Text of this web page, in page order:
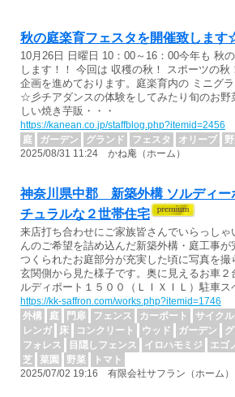
秋の庭楽育フェスタを開催致しま
10月26日 日曜日 10：00～16：00今年も 秋
します！！ 今回は 収穫の秋！ スポーツの秋
企画を進めております。庭楽育内の ミニグ
☆彡チアダンスの体験をしてみたり旬のお野
しい焼き芋販・・・
https://kanean.co.jp/staffblog.php?itemid=2456
庭
ガーデン グランド フェスタ オリーブ
2025/08/31 11:24 かね庵（ホーム）
神奈川県中郡 新築外構 ソルディー
チュラルな２世帯住宅
来店打ち合わせにご家族皆さんでいらっしゃ
んのご希望を詰め込んだ新築外構・庭工事
つくられたお庭部分が充実した頃に写真を撮
玄関側から見た様子です。奥に見えるお車２
ルディポート１５００（ＬＩＸＩＬ）駐車ス
https://kk-saffron.com/works.php?itemid=1746
外構
庭 門扉 フェンス カーポート サイク
レンガ
床 コンクリート ウッド ガーデン
フォレス
目隠しフェンス イロハモミジ エゴ
芝
菜園 野菜
トマト
2025/07/02 19:16 有限会社サフラン（ホーム）